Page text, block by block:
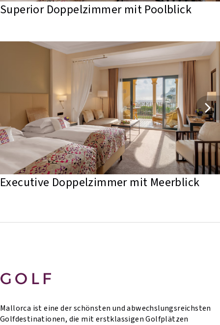
Superior Doppelzimmer mit Poolblick
Executive Doppelzimmer mit Meerblick
GOLF
Mallorca ist eine der schönsten und abwechslungsreichsten
Golfdestinationen, die mit erstklassigen Golfplätzen